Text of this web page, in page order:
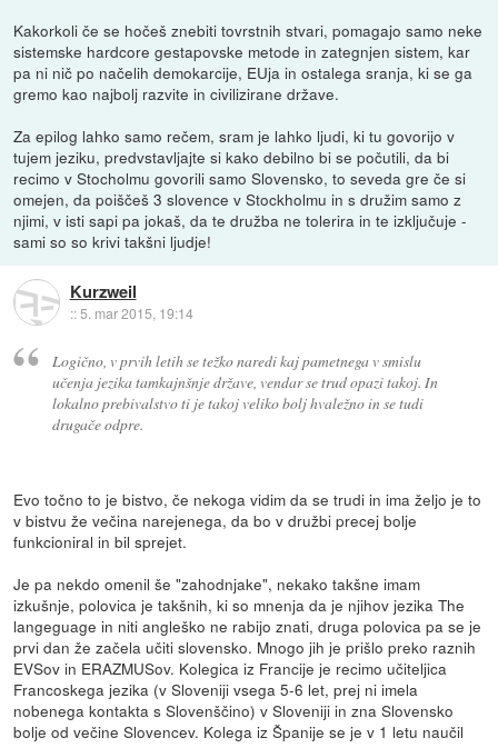
Kakorkoli če se hočeš znebiti tovrstnih stvari, pomagajo samo neke
sistemske hardcore gestapovske metode in zategnjen sistem, kar
pa ni nič po načelih demokarcije, EUja in ostalega sranja, ki se ga
gremo kao najbolj razvite in civilizirane države.
Za epilog lahko samo rečem, sram je lahko ljudi, ki tu govorijo v
tujem jeziku, predvstavljajte si kako debilno bi se počutili, da bi
recimo v Stocholmu govorili samo Slovensko, to seveda gre če si
omejen, da poiščeš 3 slovence v Stockholmu in s družim samo z
njimi, v isti sapi pa jokaš, da te družba ne tolerira in te izključuje -
sami so so krivi takšni ljudje!
Kurzweil
::5. mar 2015, 19:14
Logično, v prvih letih se težko naredi kaj pametnega v smislu
učenja jezika tamkajnšnje države, vendar se trud opazi takoj. In
lokalno prebivalstvo ti je takoj veliko bolj hvaležno in se tudi
drugače odpre.
Evo točno to je bistvo, če nekoga vidim da se trudi in ima željo je to
v bistvu že večina narejenega, da bo v družbi precej bolje
funkcioniral in bil sprejet.
Je pa nekdo omenil še "zahodnjake", nekako takšne imam
izkušnje, polovica je takšnih, ki so mnenja da je njihov jezika The
langeguage in niti angleško ne rabijo znati, druga polovica pa se je
prvi dan že začela učiti slovensko. Mnogo jih je prišlo preko raznih
EVSov in ERAZMUSov. Kolegica iz Francije je recimo učiteljica
Francoskega jezika (v Sloveniji vsega 5-6 let, prej ni imela
nobenega kontakta s Slovenščino) v Sloveniji in zna Slovensko
bolje od večine Slovencev. Kolega iz Španije se je v 1 letu naučil